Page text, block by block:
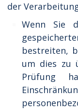
der
Wenn Sie
bestreiten,
um dies zu
Prüfung